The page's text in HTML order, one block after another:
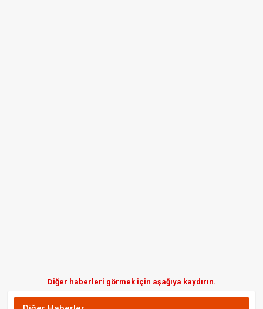
Diğer haberleri görmek için aşağıya kaydırın.